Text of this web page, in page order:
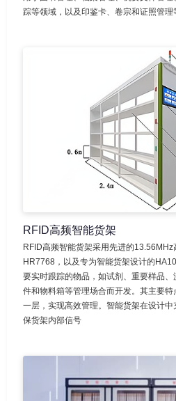
踪等领域，以及印鉴卡、卷宗和证照管理
RFID高频智能货架
RFID高频智能货架采用先进的
HR7768，以及专为智能货架设计的
要实时跟踪的物品，如试剂、重要样品
件和物料箱等管理场合而开发。其主要
一层，实现高效管理。智能货架在设计
保货架内部信号